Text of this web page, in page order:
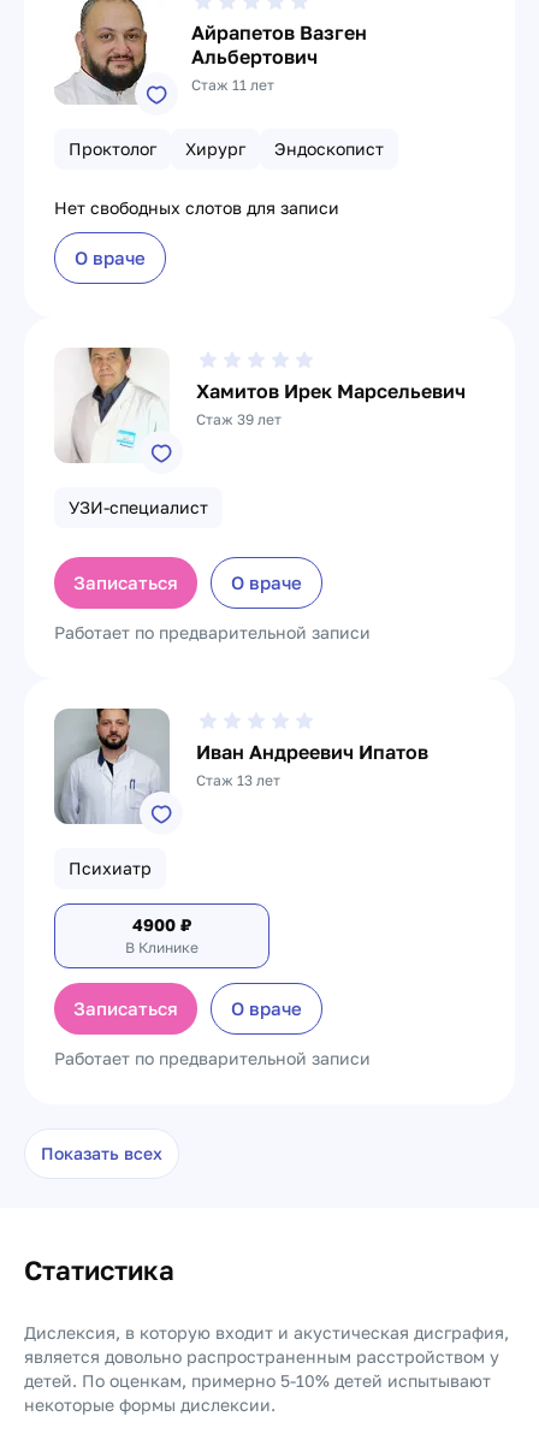
Айрапетов Вазген
Альбертович
Стаж 11 лет
Проктолог Хирург Эндоскопист
Нет свободных слотов для записи
О враче
Хамитов Ирек Марсельевич
Стаж 39 лет
УЗИ-специалист
Записаться О враче
Работает по предварительной записи
Иван Андреевич Ипатов
Стаж 13 лет
Психиатр
4900 ₽
В Клинике
Записаться О враче
Работает по предварительной записи
Показать всех
Статистика
Дислексия, в которую входит и акустическая дисграфия,
является довольно распространенным расстройством у
детей. По оценкам, примерно 5-10% детей испытывают
некоторые формы дислексии.